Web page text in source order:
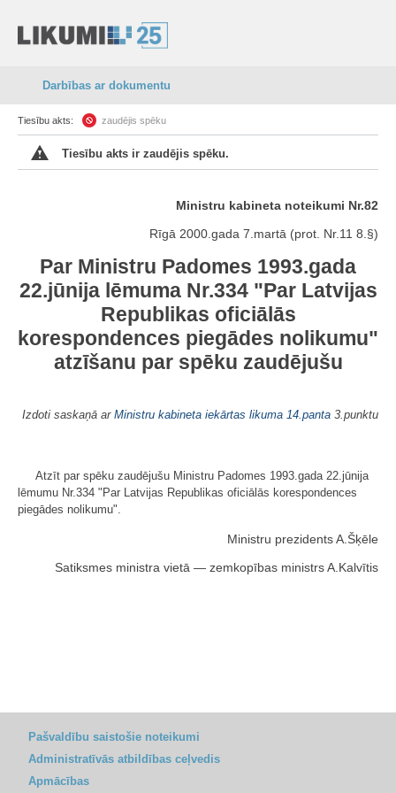
Darbības ar dokumentu
Tiesību akts: zaudējis spēku
Tiesību akts ir zaudējis spēku.
Ministru kabineta noteikumi Nr.82
Rīgā 2000.gada 7.martā (prot. Nr.11 8.§)
Par Ministru Padomes 1993.gada
22.jūnija lēmuma Nr.334 "Par Latvijas
Republikas oficiālās
korespondences piegādes nolikumu"
atzīšanu par spēku zaudējušu
Izdoti saskaņā ar Ministru kabineta iekārtas likuma 14.panta 3.punktu
Atzīt par spēku zaudējušu Ministru Padomes 1993.gada 22.jūnija
lēmumu Nr.334 "Par Latvijas Republikas oficiālās korespondences
piegādes nolikumu".
Ministru prezidents A.Šķēle
Satiksmes ministra vietā — zemkopības ministrs A.Kalvītis
Pašvaldību saistošie noteikumi
Administratīvās atbildības ceļvedis
Apmācības